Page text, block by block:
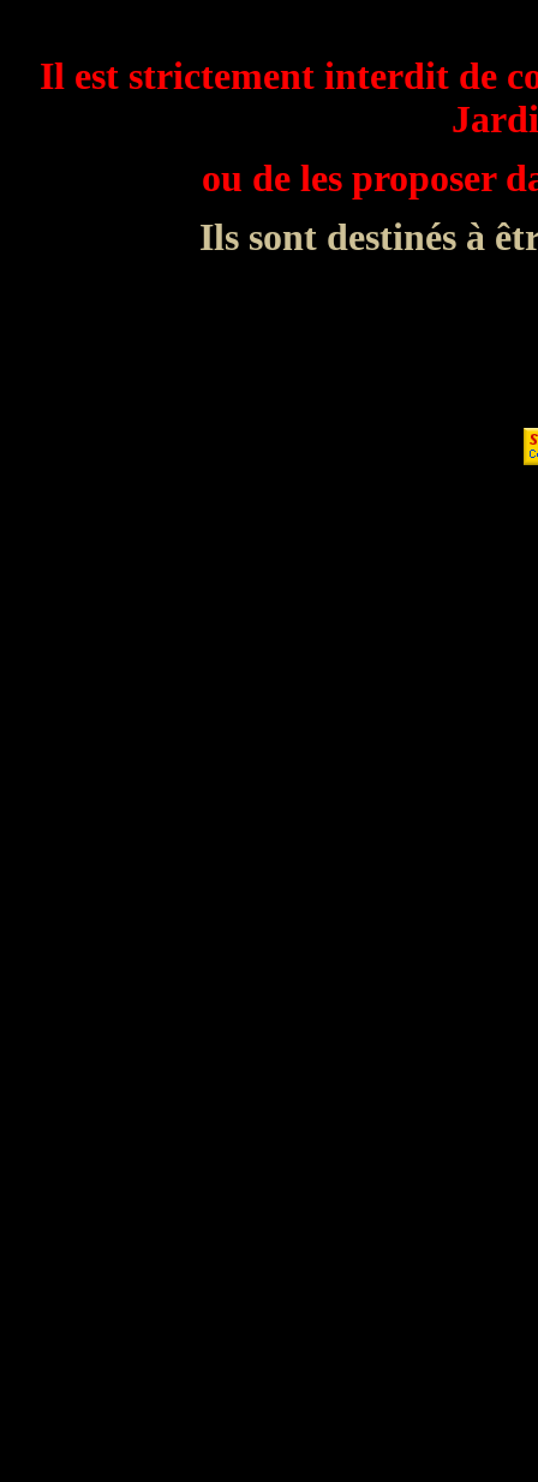
Il est strictement interdit de
ou de les proposer
Ils sont destinés à